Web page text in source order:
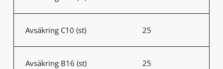
Avsäkring C10 (st) 25
Avsäkring B16 (st) 25